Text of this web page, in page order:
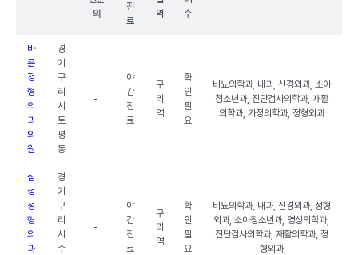
의
진
료
역
수
바
른
정
형
외
과
의
원
경
기
구
리
시
토
평
동
-
야
간
진
료
구
리
역
확
인
필
요
비뇨의학과, 내과, 신경외과, 소아
청소년과, 진단검사의학과, 재활
의학과, 가정의학과, 정형외과
삼
성
정
형
외
과
경
기
구
리
시
수
-
야
간
진
료
구
리
역
확
인
필
요
비뇨의학과, 내과, 신경외과, 성형
외과, 소아청소년과, 영상의학과,
진단검사의학과, 재활의학과, 정
형외과